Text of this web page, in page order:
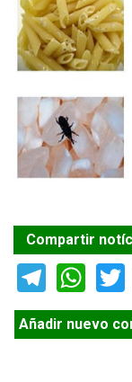
Compartir
Añadir nuevo